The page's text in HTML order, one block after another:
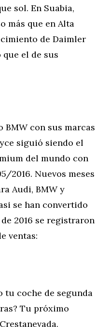
sol. En Suabia,
más que en Alta
de Daimler
el de sus
BMW con sus marcas
siguió siendo el
del mundo con
2016. Nuevos meses
Audi, BMW y
se han convertido
2016 se registraron
ventas:
tu coche de segunda
Tu próximo